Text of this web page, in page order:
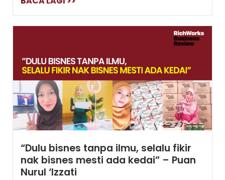
“Dulu bisnes tanpa ilmu, selalu fikir
nak bisnes mesti ada kedai” – Puan
Nurul ‘Izzati